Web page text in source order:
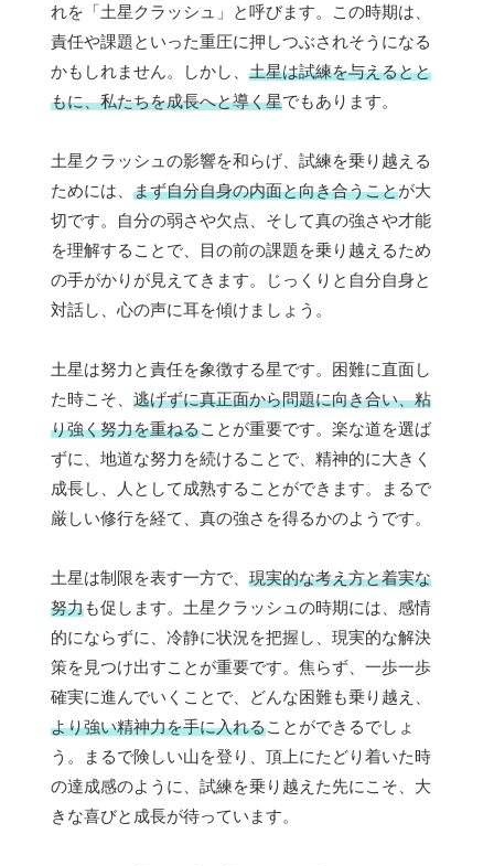
れを「土星クラッシュ」と呼びます。この時期は、
責任や課題といった重圧に押しつぶされそうになる
かもしれません。しかし、 土星は試練を与えるとと
もに、私たちを成長へと導く星でもあります。
土星クラッシュの影響を和らげ、試練を乗り越える
ためには、 まず自分自身の内面と向き合うことが大
切です。自分の弱さや欠点、そして真の強さや才能
を理解することで、目の前の課題を乗り越えるため
の手がかりが見えてきます。じっくりと自分自身と
対話し、心の声に耳を傾けましょう。
土星は努力と責任を象徴する星です。困難に直面し
た時こそ、 逃げずに真正面から問題に向き合い、粘
り強く努力を重ねることが重要です。楽な道を選ば
ずに、地道な努力を続けることで、精神的に大きく
成長し、人として成熟することができます。まるで
厳しい修行を経て、真の強さを得るかのようです。
土星は制限を表す一方で、 現実的な考え方と着実な
努力も促します。土星クラッシュの時期には、感情
的にならずに、冷静に状況を把握し、現実的な解決
策を見つけ出すことが重要です。焦らず、一歩一歩
確実に進んでいくことで、どんな困難も乗り越え、
より強い精神力を手に入れることができるでしょ
う。まるで険しい山を登り、頂上にたどり着いた時
の達成感のように、試練を乗り越えた先にこそ、大
きな喜びと成長が待っています。